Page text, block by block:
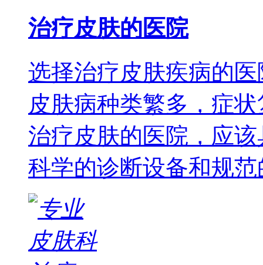
治疗皮肤的医院
选择治疗皮肤疾病的
皮肤病种类繁多，症
治疗皮肤的医院，应
科学的诊断设备和规